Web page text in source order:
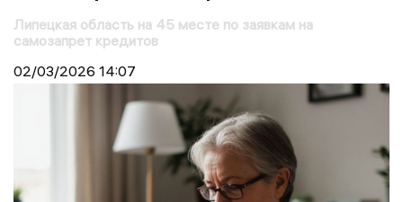
Липецкая область на 45 месте по заявкам на
самозапрет кредитов
02/03/2026 14:07